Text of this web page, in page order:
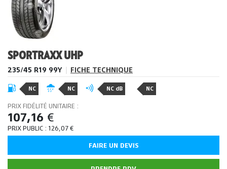
SPORTRAXX UHP
235/45 R19 99Y FICHE TECHNIQUE
NC NC NC dB NC
PRIX FIDÉLITÉ UNITAIRE :
107,16 €
PRIX PUBLIC : 126,07€
FAIRE UN DEVIS